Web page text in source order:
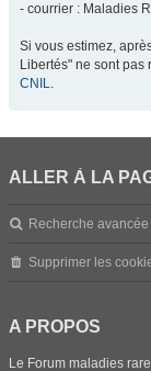
- courrier : Maladies
Si vous estimez,
Libertés" ne sont
CNIL.
ALLER À LA
Recherche avancée
Supprimer les
A PROPOS
Le Forum maladies